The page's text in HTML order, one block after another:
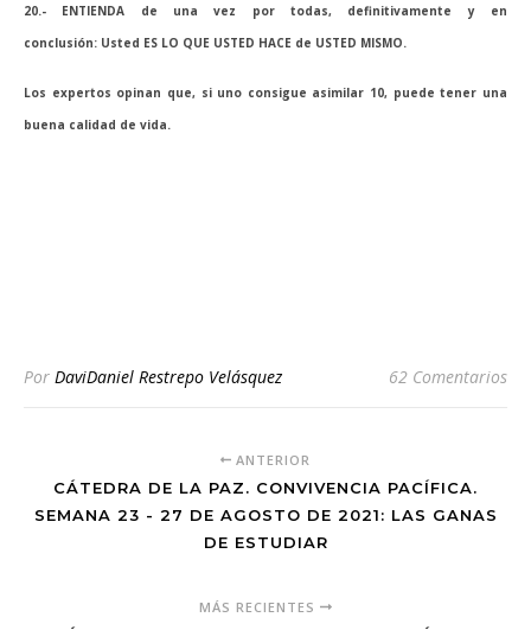
20.- ENTIENDA de una vez por todas, definitivamente y en
conclusión: Usted ES LO QUE USTED HACE de USTED MISMO.
Los expertos opinan que, si uno consigue asimilar 10, puede tener una
buena calidad de vida.
Por DaviDaniel Restrepo Velásquez 62 Comentarios
ANTERIOR
CÁTEDRA DE LA PAZ. CONVIVENCIA PACÍFICA.
SEMANA 23 - 27 DE AGOSTO DE 2021: LAS GANAS
DE ESTUDIAR
MÁS RECIENTES